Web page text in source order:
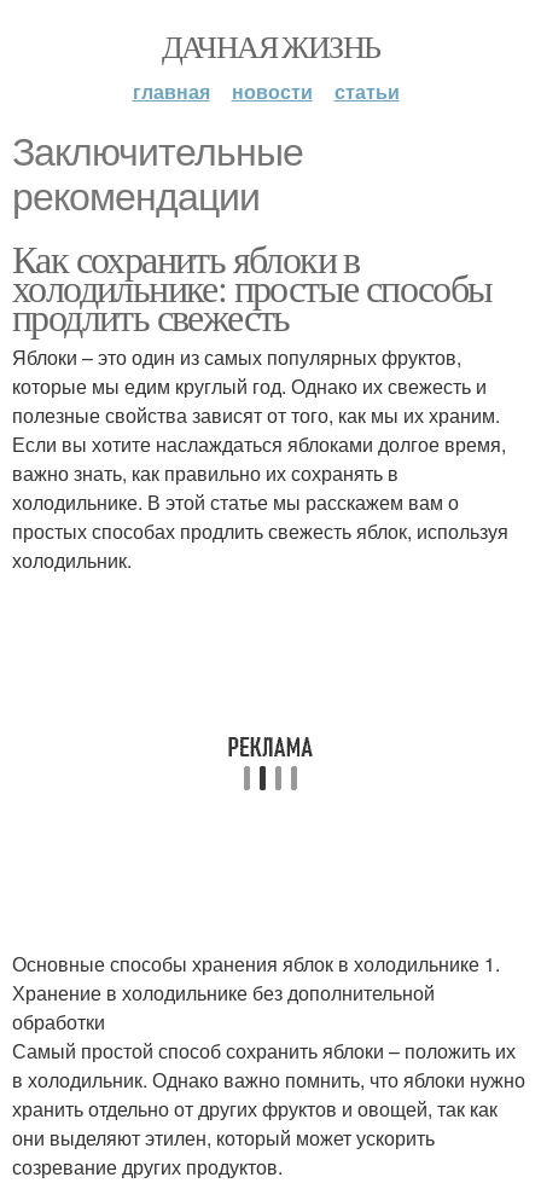
ДАЧНАЯ ЖИЗНЬ
главная новости статьи
Заключительные
рекомендации
Как сохранить яблоки в
холодильнике: простые способы
продлить свежесть
Яблоки – это один из самых популярных фруктов,
которые мы едим круглый год. Однако их свежесть и
полезные свойства зависят от того, как мы их храним.
Если вы хотите наслаждаться яблоками долгое время,
важно знать, как правильно их сохранять в
холодильнике. В этой статье мы расскажем вам о
простых способах продлить свежесть яблок, используя
холодильник.
Основные способы хранения яблок в холодильнике 1.
Хранение в холодильнике без дополнительной
обработки
Самый простой способ сохранить яблоки – положить их
в холодильник. Однако важно помнить, что яблоки нужно
хранить отдельно от других фруктов и овощей, так как
они выделяют этилен, который может ускорить
созревание других продуктов.